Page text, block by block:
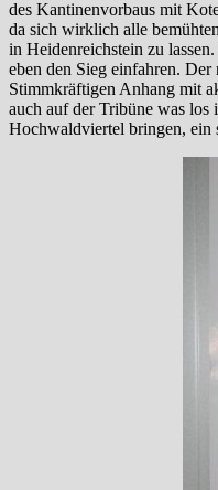
des Kantinenvorbaus mit
da sich wirklich alle
in Heidenreichstein zu
eben den Sieg einfahren.
Stimmkräftigen Anhang mit
auch auf der Tribüne was los
Hochwaldviertel bringen, ein